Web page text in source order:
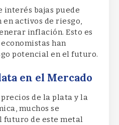
interés bajas puede
activos de riesgo,
inflación. Esto es
han
potencial en el futuro.
en el Mercado
de la plata y la
muchos se
futuro de este metal